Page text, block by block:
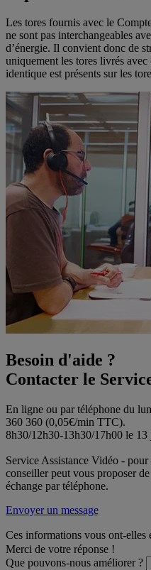
Les tores fournis avec le
ne sont pas interchangeables
d’énergie. Il convient donc de
uniquement les tores livrés
identique est présents sur les
Besoin d'aide ?
Contacter le
En ligne ou par téléphone du
360 360 (0,05€/min TTC).
8h30/12h30-13h30/17h00 le
Service Assistance Vidéo -
conseiller peut vous proposer
échange par téléphone.
Envoyer un message
Ces informations vous ont-elles
Merci de votre réponse !
Que pouvons-nous améliorer ?